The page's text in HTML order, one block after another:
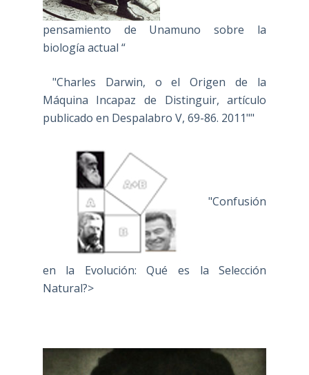
pensamiento de Unamuno sobre la
biología actual “
"Charles Darwin, o el Origen de la
Máquina Incapaz de Distinguir, artículo
publicado en Despalabro V, 69-86. 2011""
"Confusión
en la Evolución: Qué es la Selección
Natural?>